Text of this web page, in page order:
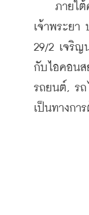
ภายใต้ค
เจ้าพระยา
29/2 เจริญ
กับไอคอนส
รถยนต์, รถ
เป็นทางกา